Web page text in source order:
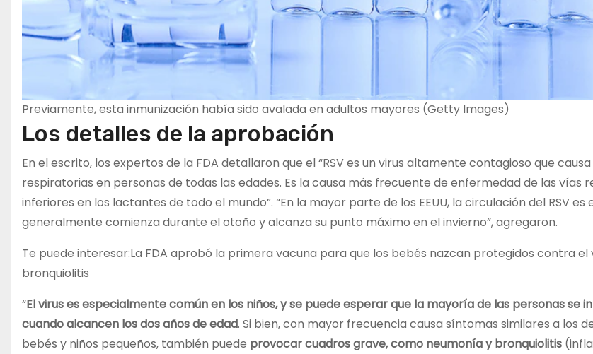
Previamente, esta inmunización había sido avalada en adultos mayores (Getty Images)
Los detalles de la aprobación
En el escrito, los expertos de la FDA detallaron que el “RSV es un virus altamente contagioso que
respiratorias en personas de todas las edades. Es la causa más frecuente de enfermedad de las vías
inferiores en los lactantes de todo el mundo”. “En la mayor parte de los EEUU, la circulación del RSV es
generalmente comienza durante el otoño y alcanza su punto máximo en el invierno”, agregaron.
Te puede interesar:La FDA aprobó la primera vacuna para que los bebés nazcan protegidos contra el
bronquiolitis
“El virus es especialmente común en los niños, y se puede esperar que la mayoría de las personas se
cuando alcancen los dos años de edad. Si bien, con mayor frecuencia causa síntomas similares a los
bebés y niños pequeños, también puede provocar cuadros grave, como neumonía y bronquiolitis